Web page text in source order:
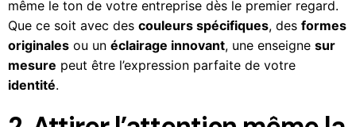
même le ton de votre entreprise dès le premier regard.
Que ce soit avec des couleurs spécifiques, des formes
originales ou un éclairage innovant, une enseigne sur
mesure peut être l’expression parfaite de votre
identité.